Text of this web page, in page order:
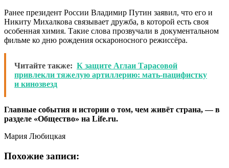
Ранее президент России Владимир Путин заявил, что его и
Никиту Михалкова связывает дружба, в которой есть своя
особенная химия. Такие слова прозвучали в документальном
фильме ко дню рождения оскароносного режиссёра.
Читайте также: К защите Аглаи Тарасовой
привлекли тяжелую артиллерию: мать-пацифистку
и кинозвезд
Главные события и истории о том, чем живёт страна, — в
разделе «Общество» на Life.ru.
Мария Любицкая
Похожие записи: